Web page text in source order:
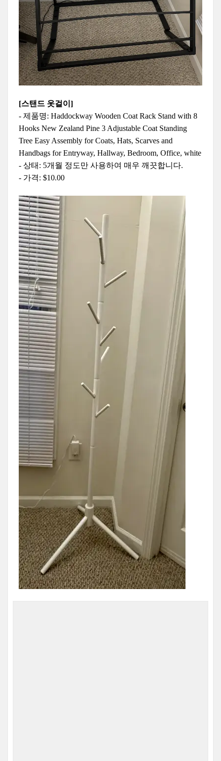
[스탠드 옷걸이 ]
- 제품명: Haddockway Wooden Coat Rack Stand with 8
Hooks New Zealand Pine 3 Adjustable Coat Standing
Tree Easy Assembly for Coats, Hats, Scarves and
Handbags for Entryway, Hallway, Bedroom, Office, white
- 상태 : 5개월 정도만 사용하여 매우 깨끗합니다.
- 가격: $10.00